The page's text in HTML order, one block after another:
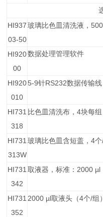
HI937
03-50
玻璃比色皿清洗液，
HI920
00
数据处理管理软件
HI920
010
5-9针RS232数据传输线
HI731
318
比色皿清洗布，4块每组
HI731
313W
玻璃比色皿含短盖，4个
HI731
342
取液器，标准：2000 µl
HI731
352
2000 µl取液头（4个/组）